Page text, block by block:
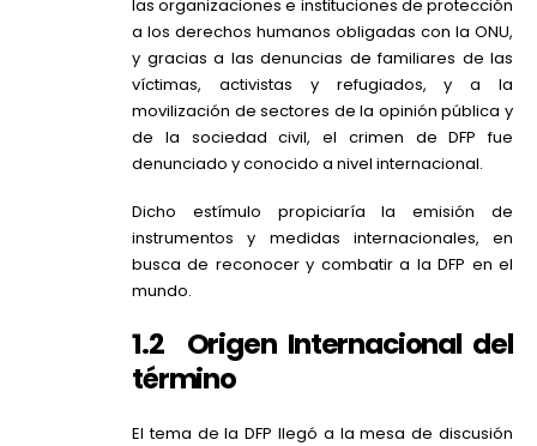
las organizaciones e instituciones de protección
a los derechos humanos obligadas con la ONU,
y gracias a las denuncias de familiares de las
víctimas, activistas y refugiados, y a la
movilización de sectores de la opinión pública y
de la sociedad civil, el crimen de DFP fue
denunciado y conocido a nivel internacional.
Dicho estímulo propiciaría la emisión de
instrumentos y medidas internacionales, en
busca de reconocer y combatir a la DFP en el
mundo.
1.2 Origen Internacional del
término
El tema de la DFP llegó a la mesa de discusión